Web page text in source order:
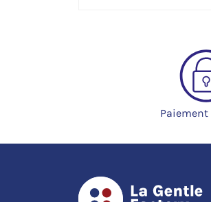
Paiement